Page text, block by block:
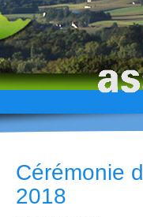
TOURISME
HISTOIRE
Cérémonie
2018